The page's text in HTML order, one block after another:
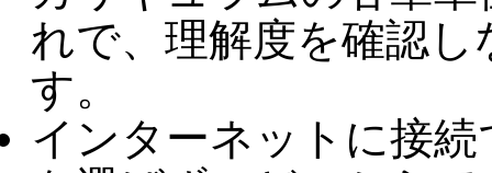
れで、理解度を確認
す。
インターネットに接